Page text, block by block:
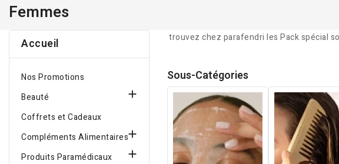
Femmes
Accueil
Nos Promotions
Beauté

Coffrets et Cadeaux
Compléments Alimentaires
Produits Paramédicaux 
trouvez chez parafendri les Pack spécial
Sous-Catégories